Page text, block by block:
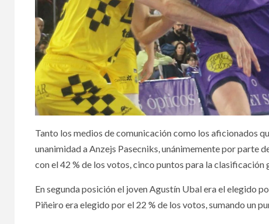
Tanto los medios de comunicación como los aficionados
unanimidad a Anzejs Pasecniks, unánimemente por parte
con el 42 % de los votos, cinco puntos para la clasificación
En segunda posición el joven Agustín Ubal era el elegido
Piñeiro era elegido por el 22 % de los votos, sumando un